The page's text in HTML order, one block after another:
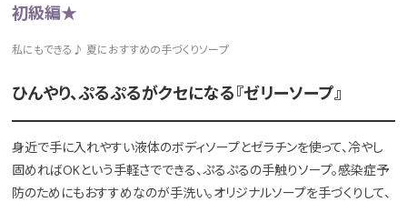
初級編★
私にもできる♪ 夏におすすめの手づくりソープ
ひんやり、ぷるぷるがクセになる『ゼリーソープ』
身近で手に入れやすい液体のボディソープとゼラチンを使って、冷やし
固めればOKという手軽さでできる、ぷるぷるの手触りソープ。感染症予
防のためにもおすすめなのが手洗い。オリジナルソープを手づくりして、